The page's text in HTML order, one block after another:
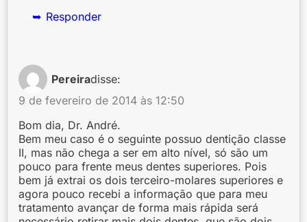
Responder
Pereiradisse:
9 de fevereiro de 2014 às 12:50
Bom dia, Dr. André.
Bem meu caso é o seguinte possuo dentição classe
II, mas não chega a ser em alto nível, só são um
pouco para frente meus dentes superiores. Pois
bem já extrai os dois terceiro-molares superiores e
agora pouco recebi a informação que para meu
tratamento avançar de forma mais rápida será